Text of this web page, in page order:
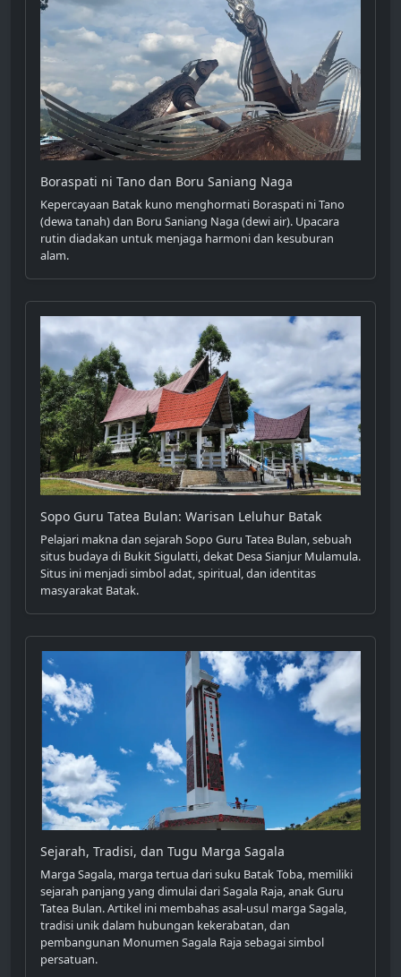
Boraspati ni Tano dan Boru Saniang Naga
Kepercayaan Batak kuno menghormati Boraspati ni Tano
(dewa tanah) dan Boru Saniang Naga (dewi air). Upacara
rutin diadakan untuk menjaga harmoni dan kesuburan
alam.
Sopo Guru Tatea Bulan: Warisan Leluhur Batak
Pelajari makna dan sejarah Sopo Guru Tatea Bulan, sebuah
situs budaya di Bukit Sigulatti, dekat Desa Sianjur Mulamula.
Situs ini menjadi simbol adat, spiritual, dan identitas
masyarakat Batak.
Sejarah, Tradisi, dan Tugu Marga Sagala
Marga Sagala, marga tertua dari suku Batak Toba, memiliki
sejarah panjang yang dimulai dari Sagala Raja, anak Guru
Tatea Bulan. Artikel ini membahas asal-usul marga Sagala,
tradisi unik dalam hubungan kekerabatan, dan
pembangunan Monumen Sagala Raja sebagai simbol
persatuan.